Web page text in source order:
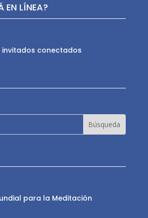
EN LÍNEA?
invitados conectados
para la Meditación